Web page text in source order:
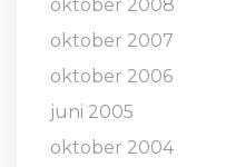
oktober 2008
oktober 2007
oktober 2006
juni 2005
oktober 2004